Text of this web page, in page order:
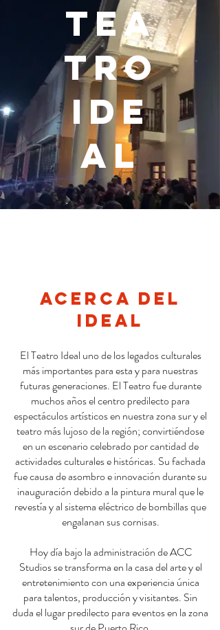
tea
tro
ide
al
ACERCA DEL
IDEAL
El Teatro Ideal uno de los legados culturales
más importantes para esta y para nuestras
futuras generaciones. El Teatro fue durante
muchos años el centro predilecto para
espectáculos artísticos en nuestra zona sur y el
teatro más lujoso de la región; convirtiéndose
en un escenario celebrado por cantidad de
actividades culturales e históricas. Su fachada
fue causa de asombro e innovación durante su
inauguración debido a la pintura mural que le
revestía y al sistema eléctrico de bombillas que
engalanan sus cornisas.
Hoy día bajo la administración de ACC
Studios se transforma en la casa del arte y el
entretenimiento con una experiencia única
para talentos, producción y visitantes. Sin
duda el lugar predilecto para eventos en la zona